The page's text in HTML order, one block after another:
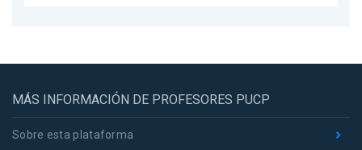
MÁS INFORMACIÓN DE PROFESORES PUCP
Sobre esta plataforma